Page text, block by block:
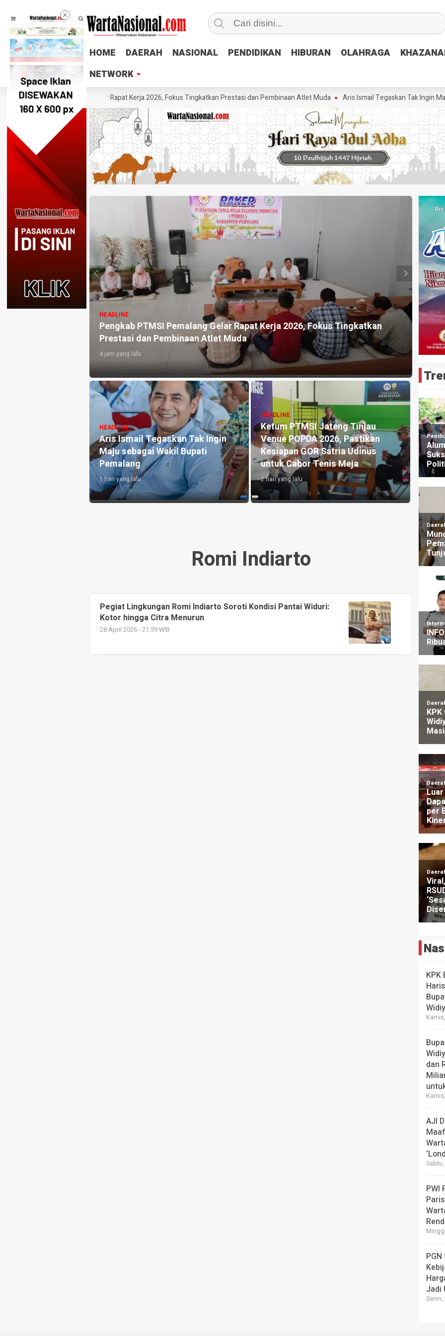
HOME DAERAH NASIONAL PENDIDIKAN HIBURAN OLAHRAGA
NETWORK
HOME DAERAH NASIONAL PENDIDIKAN HIBURAN OLAHRAGA
NETWORK
PTMSI Pemalang Gelar Rapat Kerja 2026, Fokus Tingkatkan Prestasi dan Pembinaan Atlet Muda Aris Ismail Tegaskan Tak Ingin Maju
HEADLINE
Fraksi Golkar DPRD Pemalang Salurkan Bantuan Air Bersih untuk Warga
Terdampak Kekeringan di Pulosari
2 hari yang lalu
HEADLINE
Kejari Pemalang Tahan Mantan
Mantri Bank BUMN, Diduga
Korupsi Dana Pelunasan KUR
Rugikan Negara Rp749 Juta
2 hari yang lalu
HEADLINE
Ketum PTMSI Jateng Lukas Arry
Dwiko Utomo Survei Venue Tenis
Meja PORPROV Jateng XVII 2026,
Pastikan Kesiapan dan Dorong
UMKM Lokal
3 hari yang lalu
4 jam
Aris
Maju
1 hari
Romi Indiarto
Pegiat Lingkungan Romi Indiarto Soroti Kondisi Pantai Widuri:
Kotor hingga Citra Menurun
28 April 2026 - 21:59 WIB
KPK
dan
AJI
PWI
Jadi